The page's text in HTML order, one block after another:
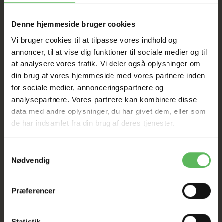
Denne hjemmeside bruger cookies
Vi bruger cookies til at tilpasse vores indhold og
annoncer, til at vise dig funktioner til sociale medier og til
at analysere vores trafik. Vi deler også oplysninger om
din brug af vores hjemmeside med vores partnere inden
for sociale medier, annonceringspartnere og
analysepartnere. Vores partnere kan kombinere disse
data med andre oplysninger, du har givet dem, eller som
de har indsamlet fra din brug af deres tjenester.
Nødvendig
Præferencer
I FYSISK BUTIKKERE
ANDRE KØBTE OGSÅ